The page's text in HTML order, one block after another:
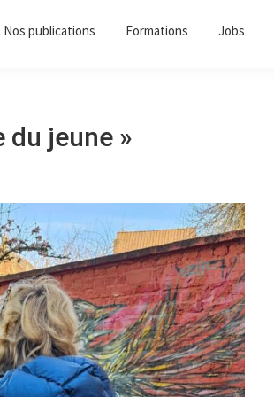
Nos publications Formations Jobs
du jeune »